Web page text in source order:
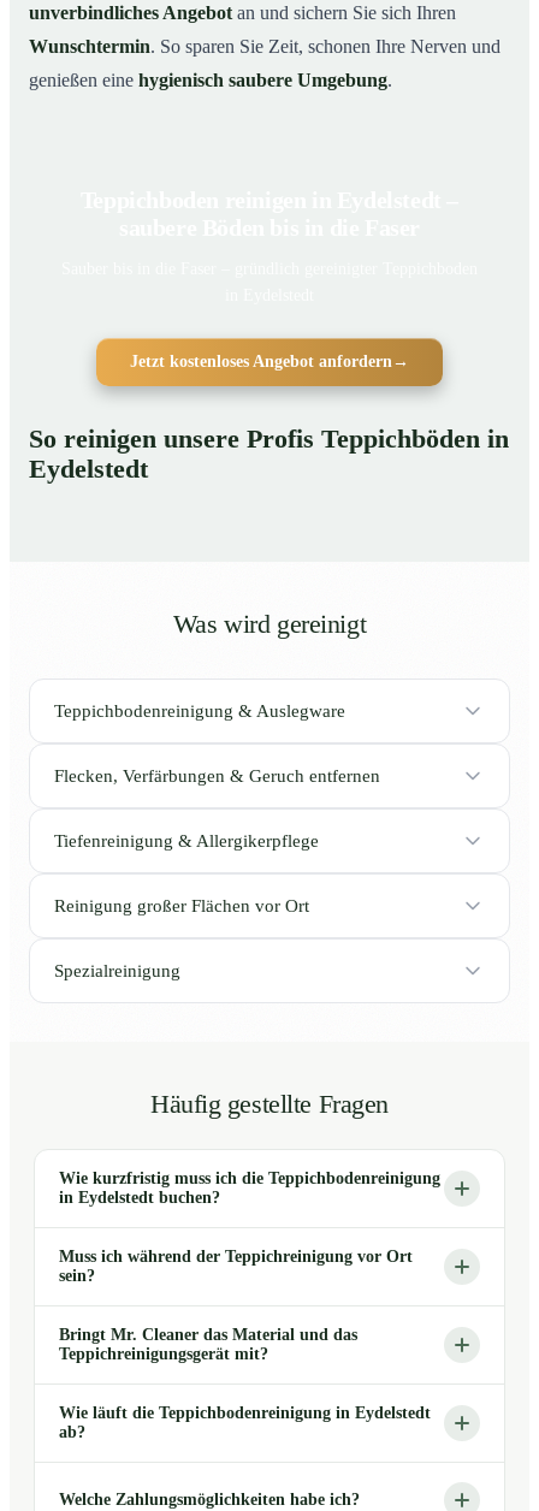
unverbindliches Angebot an und sichern Sie sich Ihren
Wunschtermin. So sparen Sie Zeit, schonen Ihre Nerven und
genießen eine hygienisch saubere Umgebung.
Jetzt kostenloses Angebot anfordern→
So reinigen unsere Profis Teppichböden in
Eydelstedt
Was wird gereinigt
Teppichbodenreinigung & Auslegware
Flecken, Verfärbungen & Geruch entfernen
Tiefenreinigung & Allergikerpflege
Reinigung großer Flächen vor Ort
Spezialreinigung
Häufig gestellte Fragen
Wie kurzfristig muss ich die Teppichbodenreinigung
in Eydelstedt buchen?
Muss ich während der Teppichreinigung vor Ort
sein?
Bringt Mr. Cleaner das Material und das
Teppichreinigungsgerät mit?
Wie läuft die Teppichbodenreinigung in Eydelstedt
ab?
Welche Zahlungsmöglichkeiten habe ich?